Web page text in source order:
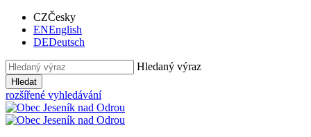
CZČesky
ENEnglish
DEDeutsch
Hledaný výraz
Hledat
rozšířené vyhledávání